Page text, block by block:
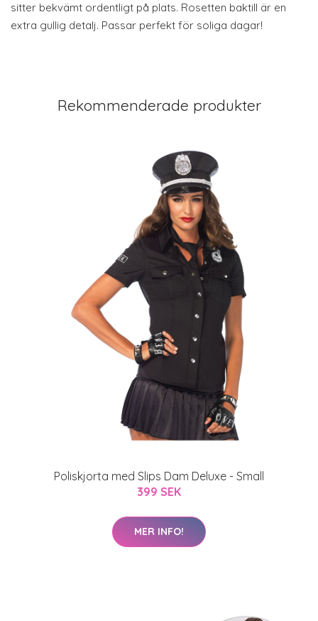
sitter bekvämt ordentligt på plats. Rosetten baktill är en
extra gullig detalj. Passar perfekt för soliga dagar!
Rekommenderade produkter
Poliskjorta med Slips Dam Deluxe - Small
399 SEK
MER INFO!